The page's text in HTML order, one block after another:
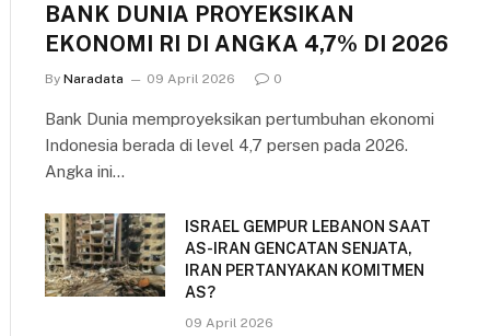
BANK DUNIA PROYEKSIKAN
EKONOMI RI DI ANGKA 4,7% DI 2026
By Naradata 09 April 2026 0
Bank Dunia memproyeksikan pertumbuhan ekonomi
Indonesia berada di level 4,7 persen pada 2026.
Angka ini…
ISRAEL GEMPUR LEBANON SAAT
AS-IRAN GENCATAN SENJATA,
IRAN PERTANYAKAN KOMITMEN
AS?
09 April 2026